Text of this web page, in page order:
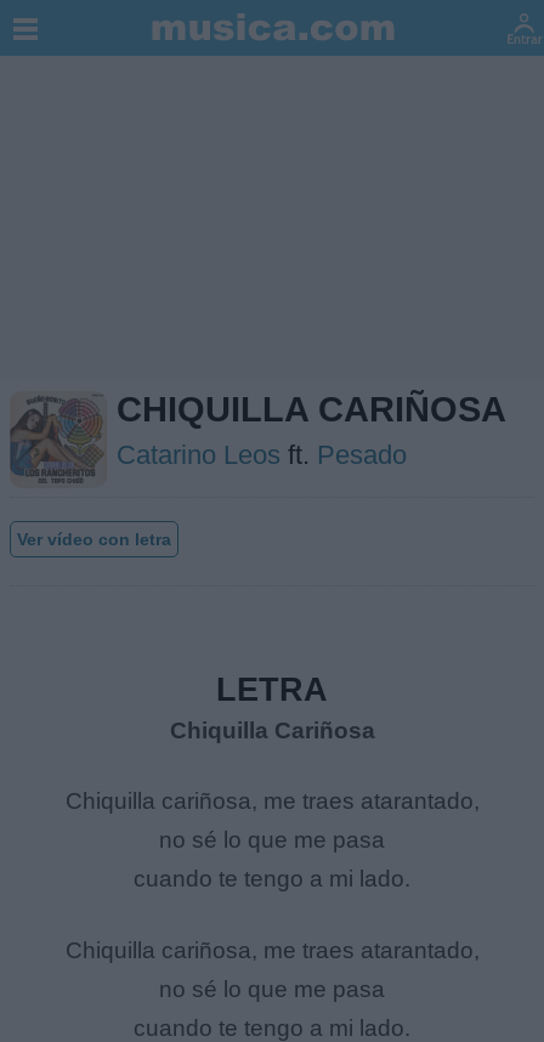
CHIQUILLA CARIÑOSA
Catarino Leos ft. Pesado
Ver vídeo con letra
LETRA
Chiquilla Cariñosa
Chiquilla cariñosa, me traes atarantado,
no sé lo que me pasa
cuando te tengo a mi lado.
Chiquilla cariñosa, me traes atarantado,
no sé lo que me pasa
cuando te tengo a mi lado.